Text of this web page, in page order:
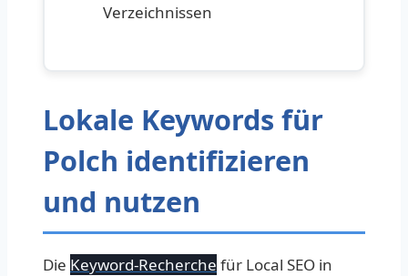
Verzeichnissen
Lokale Keywords für
Polch identifizieren
und nutzen
Die Keyword-Recherche für Local SEO in